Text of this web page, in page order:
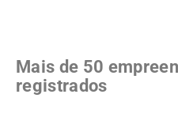
Mais de 50
registrados